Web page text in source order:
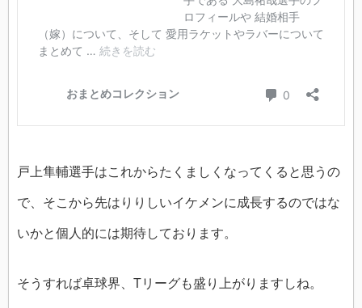
戸上隼輔選手はこれからたくましくなってくると思うの
で、そこから先はりりしいイケメンに成長するのではな
いかと個人的には期待しております。
そうすれば卓球界、Tリーグも盛り上がりますしね。